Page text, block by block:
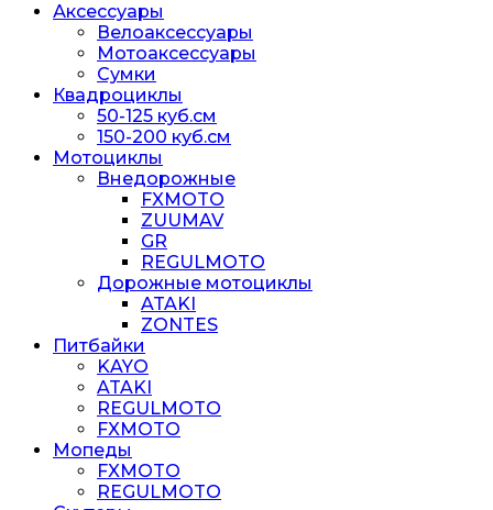
Аксессуары
Велоаксессуары
Мотоаксессуары
Сумки
Квадроциклы
50-125 куб.см
150-200 куб.см
Мотоциклы
Внедорожные
FXMOTO
ZUUMAV
GR
REGULMOTO
Дорожные мотоциклы
ATAKI
ZONTES
Питбайки
KAYO
ATAKI
REGULMOTO
FXMOTO
Мопеды
FXMOTO
REGULMOTO